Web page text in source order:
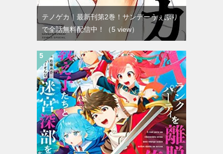
テノゲカ｜最新刊第2巻！サンデーうぇぶり
で全話無料配信中！
（5 view）